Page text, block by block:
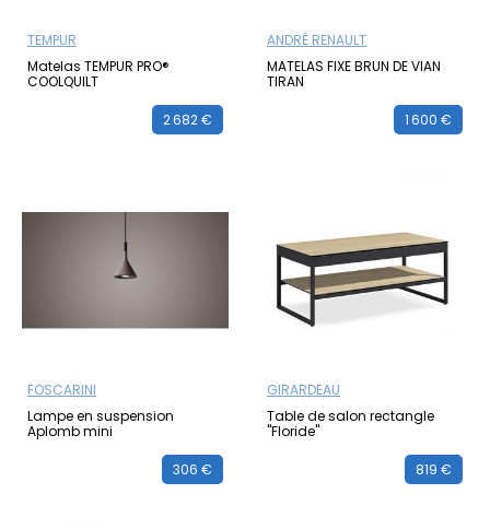
TEMPUR
Matelas TEMPUR PRO®
COOLQUILT
2 682 €
ANDRÉ RENAULT
MATELAS FIXE BRUN DE VIAN
TIRAN
1 600 €
FOSCARINI
Lampe en suspension
Aplomb mini
306 €
GIRARDEAU
Table de salon rectangle
"Floride"
819 €